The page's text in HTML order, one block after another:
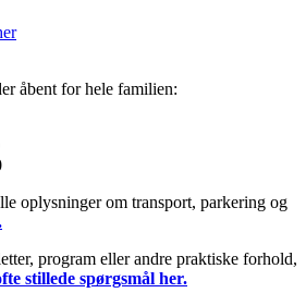
åbent for hele familien:
oplysninger om transport, parkering og
program eller andre praktiske forhold,
stillede spørgsmål her.